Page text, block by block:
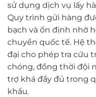
sử dụng dịch vụ lấy
Quy trình gửi hàng
bạch và ổn định nhờ
chuyển quốc tế. Hệ
đại cho phép tra cứu
chóng, đồng thời đội
trợ khá đầy đủ trong
khẩu.